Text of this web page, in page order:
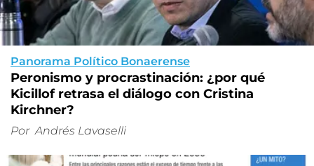
Panorama Político Bonaerense
Peronismo y procrastinación: ¿por qué
Kicillof retrasa el diálogo con Cristina
Kirchner?
Por Andrés Lavaselli